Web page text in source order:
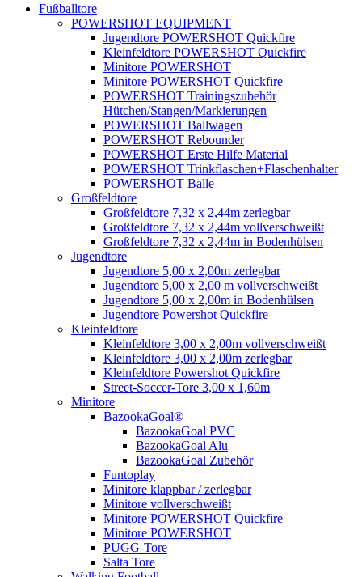
Fußballtore
POWERSHOT EQUIPMENT
Jugendtore POWERSHOT Quickfire
Kleinfeldtore POWERSHOT Quickfire
Minitore POWERSHOT
Minitore POWERSHOT Quickfire
POWERSHOT Trainingszubehör
Hütchen/Stangen/Markierungen
POWERSHOT Ballwagen
POWERSHOT Rebounder
POWERSHOT Erste Hilfe Material
POWERSHOT Trinkflaschen+Flaschenhalter
POWERSHOT Bälle
Großfeldtore
Großfeldtore 7,32 x 2,44m zerlegbar
Großfeldtore 7,32 x 2,44m vollverschweißt
Großfeldtore 7,32 x 2,44m in Bodenhülsen
Jugendtore
Jugendtore 5,00 x 2,00m zerlegbar
Jugendtore 5,00 x 2,00 m vollverschweißt
Jugendtore 5,00 x 2,00m in Bodenhülsen
Jugendtore Powershot Quickfire
Kleinfeldtore
Kleinfeldtore 3,00 x 2,00m vollverschweißt
Kleinfeldtore 3,00 x 2,00m zerlegbar
Kleinfeldtore Powershot Quickfire
Street-Soccer-Tore 3,00 x 1,60m
Minitore
BazookaGoal®
BazookaGoal PVC
BazookaGoal Alu
BazookaGoal Zubehör
Funtoplay
Minitore klappbar / zerlegbar
Minitore vollverschweißt
Minitore POWERSHOT Quickfire
Minitore POWERSHOT
PUGG-Tore
Salta Tore